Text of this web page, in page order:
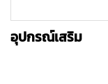
อุปกรณ์เสริม